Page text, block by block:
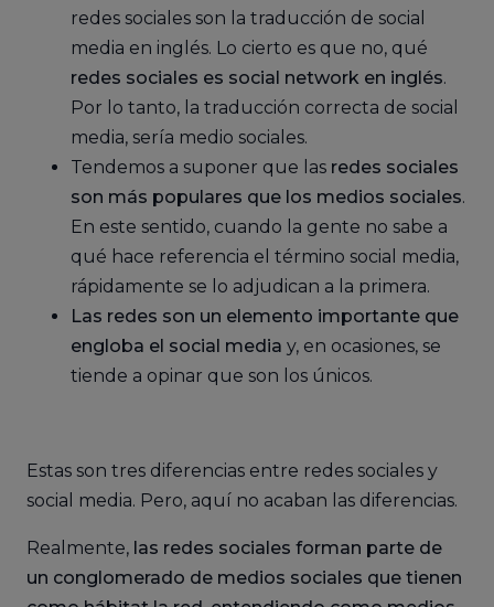
redes sociales son la traducción de social
media en inglés. Lo cierto es que no, qué
redes sociales es social network en inglés.
Por lo tanto, la traducción correcta de social
media, sería medio sociales.
Tendemos a suponer que las redes sociales
son más populares que los medios sociales.
En este sentido, cuando la gente no sabe a
qué hace referencia el término social media,
rápidamente se lo adjudican a la primera.
Las redes son un elemento importante que
engloba el social media y, en ocasiones, se
tiende a opinar que son los únicos.
Estas son tres diferencias entre redes sociales y
social media. Pero, aquí no acaban las diferencias.
Realmente, las redes sociales forman parte de
un conglomerado de medios sociales que tienen